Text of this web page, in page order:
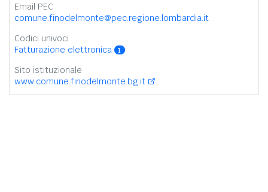
Email PEC
comune.finodelmonte@pec.regione.lombardia.it
Codici univoci
Fatturazione elettronica
1
Sito istituzionale
www.comune.finodelmonte.bg.it